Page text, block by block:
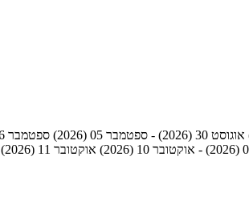
אוגוסט 30 (2026) - ספטמבר 05 (2026) ספטמבר 06 (2026) - ספטמבר 12 (2026)
אוקטובר 11 (2026) - אוקטובר 17 (2026)